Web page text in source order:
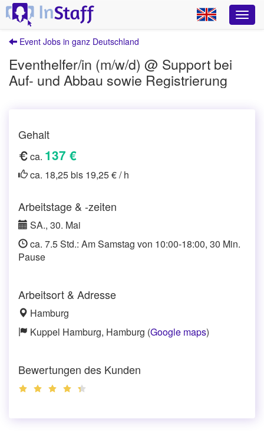
Event Jobs in ganz Deutschland
Eventhelfer/in (m/w/d) @ Support bei
Auf- und Abbau sowie Registrierung
Gehalt
ca. 137 €
ca. 18,25 bis 19,25 € / h
Arbeitstage & -zeiten
SA., 30. Mai
ca. 7.5 Std.: Am Samstag von 10:00-18:00, 30 Min.
Pause
Arbeitsort & Adresse
Hamburg
Kuppel Hamburg, Hamburg (Google maps)
Bewertungen des Kunden